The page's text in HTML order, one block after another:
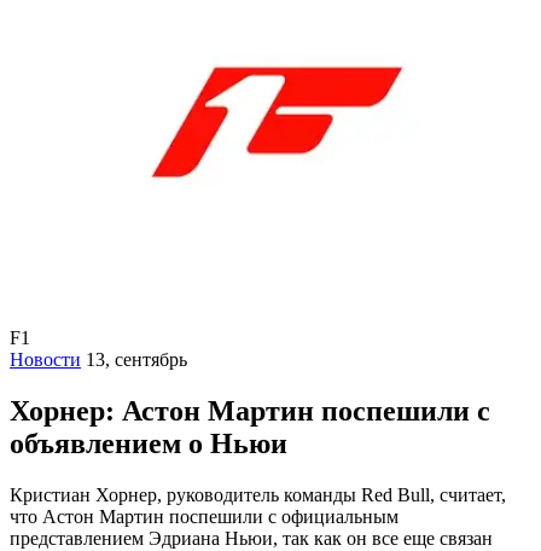
F1
Новости 13, сентябрь
Хорнер: Астон Мартин поспешили с
объявлением о Ньюи
Кристиан Хорнер, руководитель команды Red Bull, считает,
что Астон Мартин поспешили с официальным
представлением Эдриана Ньюи, так как он все еще связан